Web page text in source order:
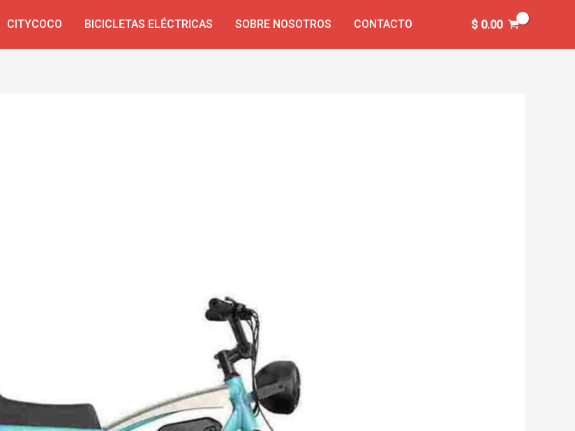
CITYCOCO BICICLETAS ELÉCTRICAS SOBRE NOSOTROS CONTACTO $0.00